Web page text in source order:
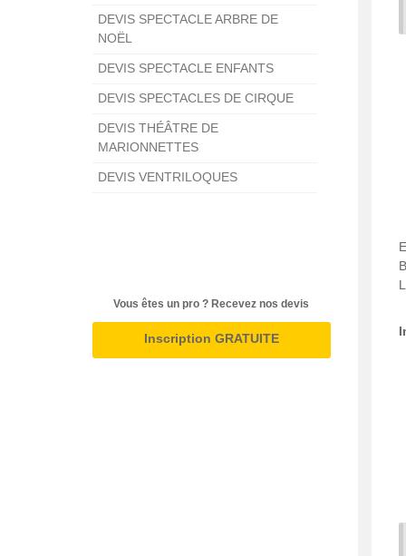
DEVIS SPECTACLE ARBRE DE
NOËL
DEVIS SPECTACLE ENFANTS
DEVIS SPECTACLES DE CIRQUE
DEVIS THÉÂTRE DE
MARIONNETTES
DEVIS VENTRILOQUES
Vous êtes un pro ? Recevez nos devis
Inscription GRATUITE